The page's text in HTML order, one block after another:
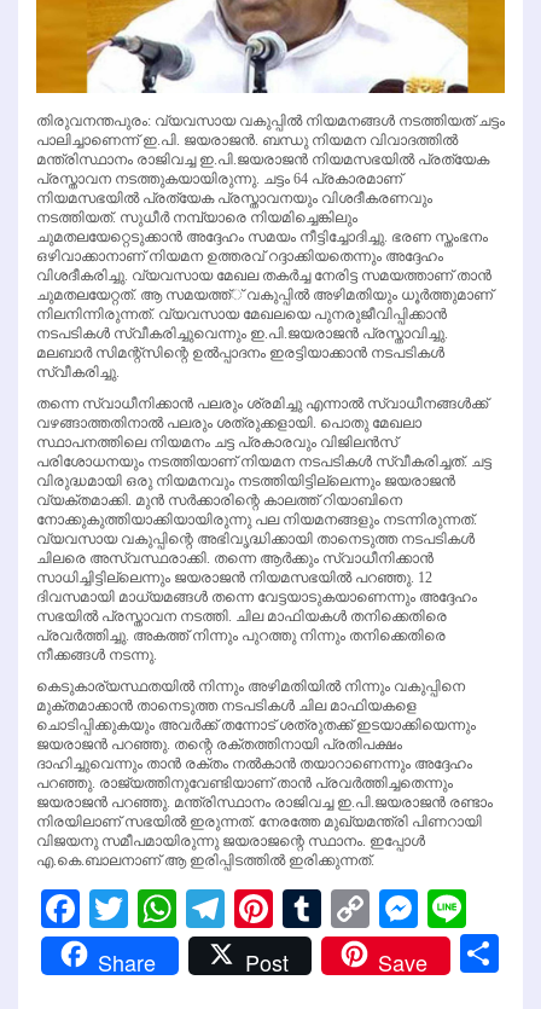
തിരുവനന്തപുരം: വ്യവസായ വകുപ്പില്‍ നിയമനങ്ങള്‍ നടത്തിയത് ചട്ടം
പാലിച്ചാണെന്ന് ഇ.പി. ജയരാജന്‍. ബന്ധു നിയമന വിവാദത്തില്‍
മന്ത്രിസ്ഥാനം രാജിവച്ച ഇ.പി.ജയരാജന്‍ നിയമസഭയില്‍ പ്രത്യേക
പ്രസ്താവന നടത്തുകയായിരുന്നു. ചട്ടം 64 പ്രകാരമാണ്
നിയമസഭയില്‍ പ്രത്യേക പ്രസ്താവനയും വിശദീകരണവും
നടത്തിയത്. സുധീര്‍ നമ്പ്യാരെ നിയമിച്ചെങ്കിലും
ചുമതലയേറ്റെടുക്കാന്‍ അദ്ദേഹം സമയം നീട്ടിച്ചോദിച്ചു. ഭരണ സ്തംഭനം
ഒഴിവാക്കാനാണ് നിയമന ഉത്തരവ് റദ്ദാക്കിയതെന്നും അദ്ദേഹം
വിശദീകരിച്ചു. വ്യവസായ മേഖല തകര്‍ച്ച നേരിട്ട സമയത്താണ് താന്‍
ചുമതലയേറ്റത്. ആ സമയത്ത്് വകുപ്പില്‍ അഴിമതിയും ധൂര്‍ത്തുമാണ്
നിലനിന്നിരുന്നത്. വ്യവസായ മേഖലയെ പുനരുജീവിപ്പിക്കാന്‍
നടപടികള്‍ സ്വീകരിച്ചുവെന്നും ഇ.പി.ജയരാജന്‍ പ്രസ്താവിച്ചു.
മലബാര്‍ സിമന്റ്‌സിന്റെ ഉല്‍പ്പാദനം ഇരട്ടിയാക്കാന്‍ നടപടികള്‍
സ്വീകരിച്ചു.
തന്നെ സ്വാധീനിക്കാന്‍ പലരും ശ്രമിച്ചു എന്നാല്‍ സ്വാധീനങ്ങള്‍ക്ക്
വഴങ്ങാത്തതിനാല്‍ പലരും ശത്രുക്കളായി. പൊതു മേഖലാ
സ്ഥാപനത്തിലെ നിയമനം ചട്ട പ്രകാരവും വിജിലന്‍സ്
പരിശോധനയും നടത്തിയാണ് നിയമന നടപടികള്‍ സ്വീകരിച്ചത്. ചട്ട
വിരുദ്ധമായി ഒരു നിയമനവും നടത്തിയിട്ടില്ലെന്നും ജയരാജന്‍
വ്യക്തമാക്കി. മുന്‍ സര്‍ക്കാരിന്റെ കാലത്ത് റിയാബിനെ
നോക്കുകുത്തിയാക്കിയായിരുന്നു പല നിയമനങ്ങളും നടന്നിരുന്നത്.
വ്യവസായ വകുപ്പിന്റെ അഭിവൃദ്ധിക്കായി താനെടുത്ത നടപടികള്‍
ചിലരെ അസ്വസ്ഥരാക്കി. തന്നെ ആര്‍ക്കും സ്വാധീനിക്കാന്‍
സാധിച്ചിട്ടില്ലെന്നും ജയരാജന്‍ നിയമസഭയില്‍ പറഞ്ഞു. 12
ദിവസമായി മാധ്യമങ്ങള്‍ തന്നെ വേട്ടയാടുകയാണെന്നും അദ്ദേഹം
സഭയില്‍ പ്രസ്താവന നടത്തി. ചില മാഫിയകള്‍ തനിക്കെതിരെ
പ്രവര്‍ത്തിച്ചു. അകത്ത് നിന്നും പുറത്തു നിന്നും തനിക്കെതിരെ
നീക്കങ്ങള്‍ നടന്നു.
കെടുകാര്യസ്ഥതയില്‍ നിന്നും അഴിമതിയില്‍ നിന്നും വകുപ്പിനെ
മുക്തമാക്കാന്‍ താനെടുത്ത നടപടികള്‍ ചില മാഫിയകളെ
ചൊടിപ്പിക്കുകയും അവര്‍ക്ക് തന്നോട് ശത്രുതക്ക് ഇടയാക്കിയെന്നും
ജയരാജന്‍ പറഞ്ഞു. തന്റെ രക്തത്തിനായി പ്രതിപക്ഷം
ദാഹിച്ചുവെന്നും താന്‍ രക്തം നല്‍കാന്‍ തയാറാണെന്നും അദ്ദേഹം
പറഞ്ഞു. രാജ്യത്തിനുവേണ്ടിയാണ് താന്‍ പ്രവര്‍ത്തിച്ചതെന്നും
ജയരാജന്‍ പറഞ്ഞു. മന്ത്രിസ്ഥാനം രാജിവച്ച ഇ.പി.ജയരാജന്‍ രണ്ടാം
നിരയിലാണ് സഭയില്‍ ഇരുന്നത്. നേരത്തേ മുഖ്യമന്ത്രി പിണറായി
വിജയനു സമീപമായിരുന്നു ജയരാജന്റെ സ്ഥാനം. ഇപ്പോള്‍
എ.കെ.ബാലനാണ് ആ ഇരിപ്പിടത്തില്‍ ഇരിക്കുന്നത്.
Facebook
Twitter
WhatsApp
Telegram
Pinterest
Tumblr
Copy
Link
Share Post Save